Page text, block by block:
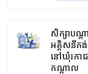
សិក្សាបណ្
អគ្គិសនីត
នៅឃុំរកាជ
កណ្ដាល